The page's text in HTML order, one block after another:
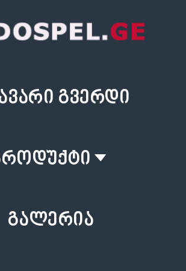
გვერდი
გალერია